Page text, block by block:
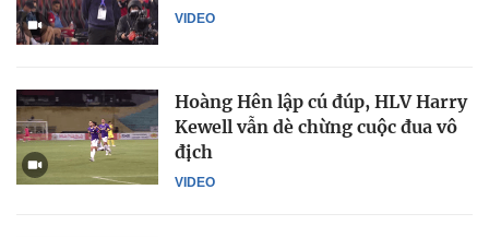
VIDEO
VIDEO
Hoàng Hên lập cú đúp, HLV Harry
Kewell vẫn dè chừng cuộc đua vô
địch